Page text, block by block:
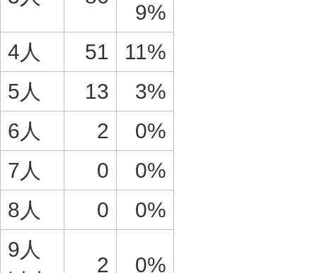
9%
4人
51
11%
5人
13
3%
6人
2
0%
7人
0
0%
8人
0
0%
9人
2 0%